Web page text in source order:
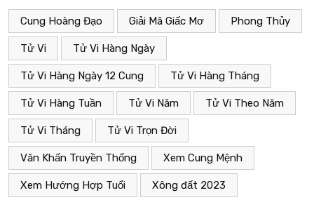
Cung Hoàng Đạo Giải Mã Giấc Mơ Phong Thủy
Tử Vi Tử Vi Hàng Ngày
Tử Vi Hàng Ngày 12 Cung Tử Vi Hàng Tháng
Tử Vi Hàng Tuần Tử Vi Năm Tử Vi Theo Năm
Tử Vi Tháng Tử Vi Trọn Đời
Văn Khấn Truyền Thống Xem Cung Mệnh
Xem Hướng Hợp Tuổi Xông đất 2023